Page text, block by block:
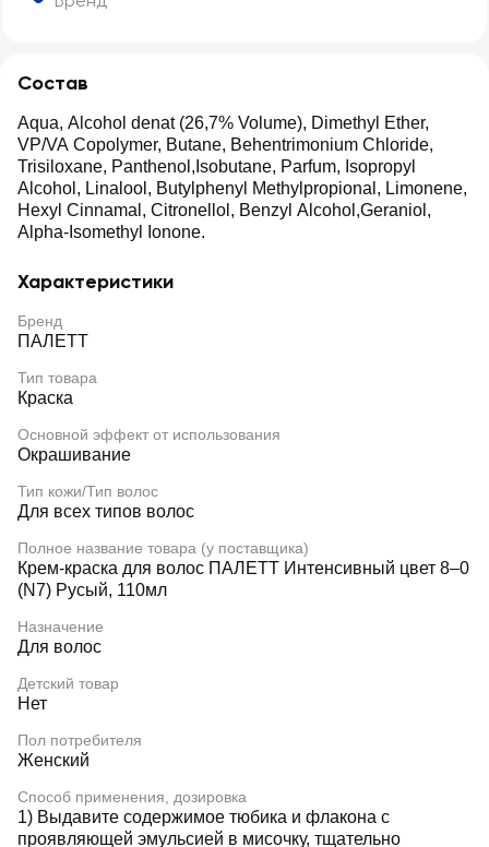
Состав
Aqua, Alcohol denat (26,7% Volume), Dimethyl Ether,
VP/VA Copolymer, Butane, Behentrimonium Chloride,
Trisiloxane, Panthenol,Isobutane, Parfum, Isopropyl
Alcohol, Linalool, Butylphenyl Methylpropional, Limonene,
Hexyl Cinnamal, Citronellol, Benzyl Alcohol,Geraniol,
Alpha-Isomethyl Ionone.
Характеристики
Бренд
ПАЛЕТТ
Тип товара
Краска
Основной эффект от использования
Окрашивание
Тип кожи/Тип волос
Для всех типов волос
Полное название товара (у поставщика)
Крем-краска для волос ПАЛЕТТ Интенсивный цвет 8–0
(N7) Русый, 110мл
Назначение
Для волос
Детский товар
Нет
Пол потребителя
Женский
Способ применения, дозировка
1) Выдавите содержимое тюбика и флакона с
проявляющей эмульсией в мисочку, тщательно